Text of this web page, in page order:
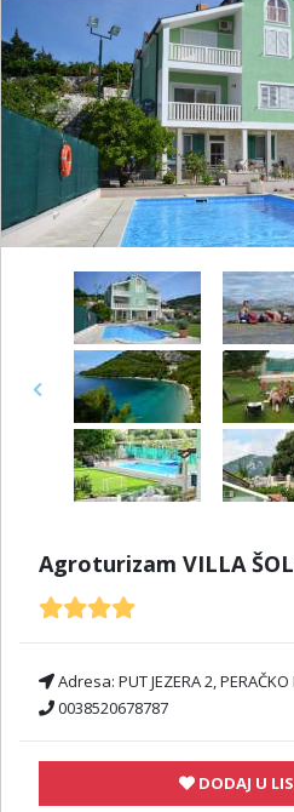
Previous
Agroturizam VILLA
Adresa: PUT JEZERA 2,
0038520678787
DODAJ U